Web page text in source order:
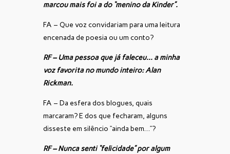
marcou mais foi a do “menino da Kinder”.
FA – Que voz convidariam para uma leitura
encenada de poesia ou um conto?
RF – Uma pessoa que já faleceu… a minha
voz favorita no mundo inteiro: Alan
Rickman.
FA – Da esfera dos blogues, quais
marcaram? E dos que fecharam, alguns
disseste em silêncio “ainda bem…”?
RF – Nunca senti “felicidade” por algum